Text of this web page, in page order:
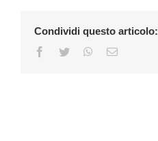
Condividi questo articolo:
Facebook
Twitter WhatsApp
Email